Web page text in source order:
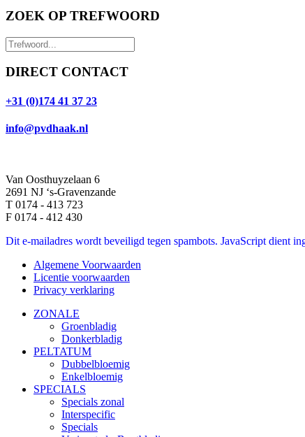
ZOEK OP TREFWOORD
DIRECT CONTACT
+31 (0)174 41 37 23
info@pvdhaak.nl
Van Oosthuyzelaan 6
2691 NJ ‘s-Gravenzande
T 0174 - 413 723
F 0174 - 412 430
Dit e-mailadres wordt beveiligd tegen spambots. JavaScript dient
Algemene Voorwaarden
Licentie voorwaarden
Privacy verklaring
ZONALE
Groenbladig
Donkerbladig
PELTATUM
Dubbelbloemig
Enkelbloemig
SPECIALS
Specials zonal
Interspecific
Specials